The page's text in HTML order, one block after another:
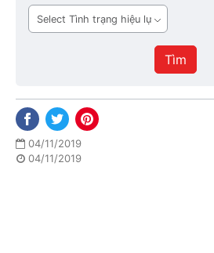
ban
hành
Tình
trạng
Tìm
04/11/2019
04/11/2019